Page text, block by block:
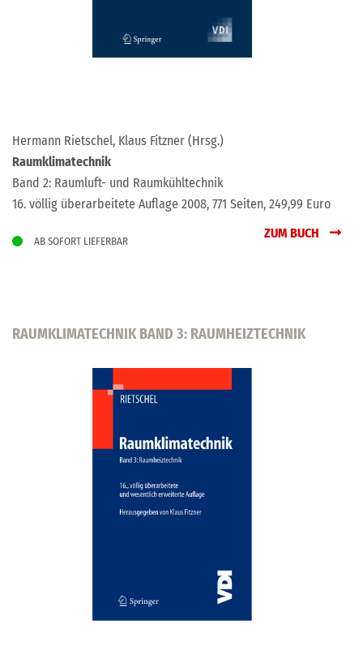
Hermann Rietschel, Klaus Fitzner (Hrsg.)
Raumklimatechnik
Band 2: Raumluft- und Raumkühltechnik
16. völlig überarbeitete Auflage 2008, 771 Seiten, 249,99 Euro
AB SOFORT LIEFERBAR
ZUM BUCH
RAUMKLIMATECHNIK BAND 3: RAUMHEIZTECHNIK